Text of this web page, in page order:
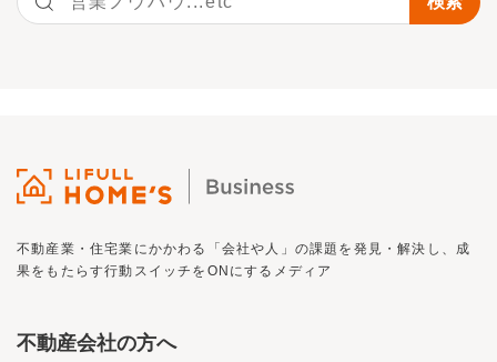
不動産業・住宅業にかかわる「会社や人」の課題を発見・解決し、 成
果をもたらす行動スイッチを ON にするメディア
不動産会社の方へ